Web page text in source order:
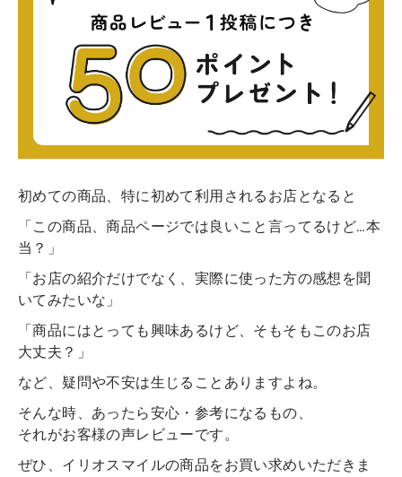
初めての商品、特に初めて利用されるお店となると
「この商品、商品ページでは良いこと言ってるけど…本
当？」
「お店の紹介だけでなく、実際に使った方の感想を聞
いてみたいな」
「商品にはとっても興味あるけど、そもそもこのお店
大丈夫？」
など、疑問や不安は生じることありますよね。
そんな時、あったら安心・参考になるもの、
それがお客様の声レビューです。
ぜひ、イリオスマイルの商品をお買い求めいただきま